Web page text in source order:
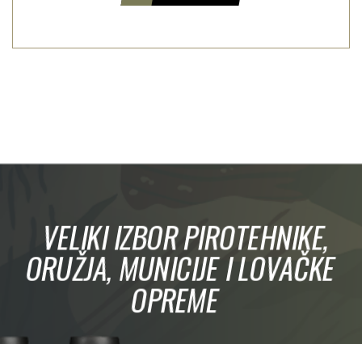
VELIKI IZBOR PIROTEHNIKE,
ORUŽJA, MUNICIJE I LOVAČKE
OPREME